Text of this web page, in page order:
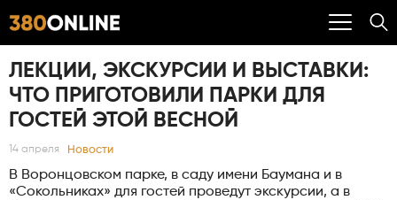
ЛЕКЦИИ, ЭКСКУРСИИ И ВЫСТАВКИ:
ЧТО ПРИГОТОВИЛИ ПАРКИ ДЛЯ
ГОСТЕЙ ЭТОЙ ВЕСНОЙ
14 апреля Новости
В Воронцовском парке, в саду имени Баумана и в
«Сокольниках» для гостей проведут экскурсии, а в